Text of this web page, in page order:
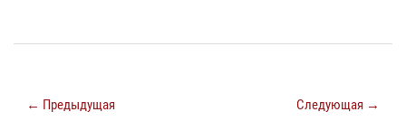
← Предыдущая Следующая →